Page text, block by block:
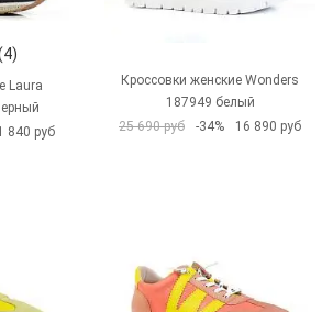
Laura
840 руб
Кроссовки женские Wonders
187949 белый
25 690 руб
-34% 16 890 руб